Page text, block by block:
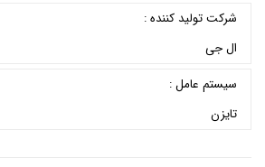
شرکت تولید کننده :
ال جی
سیستم عامل :
تایزن